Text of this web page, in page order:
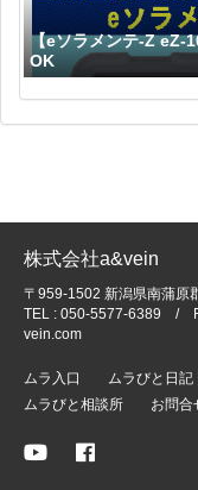
【eソラメンテ-Z eZ-
OK
株式会社a&vein
〒959-1502 新潟県南蒲原
TEL : 050-5577-6389 / FAX :
vein.com
ムラ入口 ムラびと日記
ムラびと相談所
お問合